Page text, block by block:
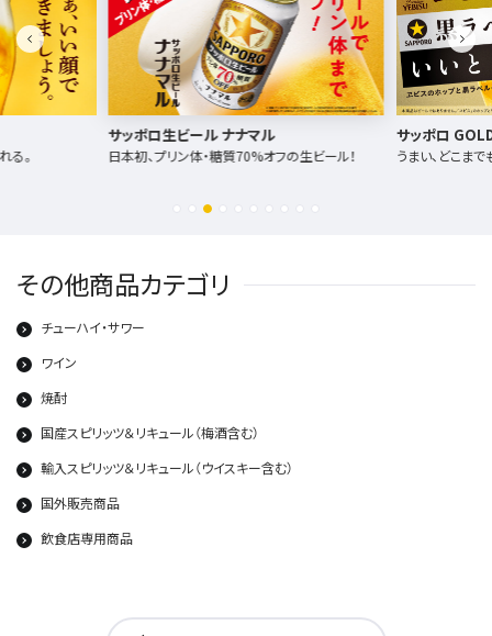
る。
サッポロ生ビール ナナマル
日本初、プリン体・糖質70%オフの生ビール！
サッポロ
うまい、どこまで
その他商品カテゴリ
チューハイ・サワー
ワイン
焼酎
国産スピリッツ＆リキュール（梅酒含む）
輸入スピリッツ＆リキュール（ウイスキー含む）
国外販売商品
飲食店専用商品